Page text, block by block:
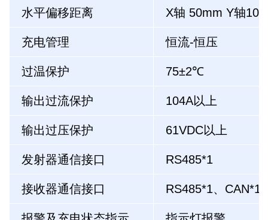
水平偏移距离 X轴 50mm Y轴
充电管理 恒流-恒压
过温保护 75±2℃
输出过流保护 104A以上
输出过压保护 61VDC以上
发射器通信接口 RS485*1
接收器通信接口 RS485*1、CAN*1